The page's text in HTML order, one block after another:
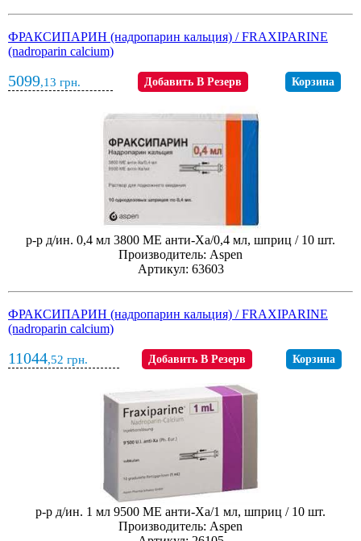
ФРАКСИПАРИН (надропарин кальция) / FRAXIPARINE
(nadroparin calcium)
5099,13 грн. Добавить В Резерв Корзина
р-р д/ин. 0,4 мл 3800 МЕ анти-Xа/0,4 мл, шприц / 10 шт.
Производитель: Aspen
Артикул: 63603
ФРАКСИПАРИН (надропарин кальция) / FRAXIPARINE
(nadroparin calcium)
11044,52 грн. Добавить В Резерв Корзина
р-р д/ин. 1 мл 9500 МЕ анти-Xа/1 мл, шприц / 10 шт.
Производитель: Aspen